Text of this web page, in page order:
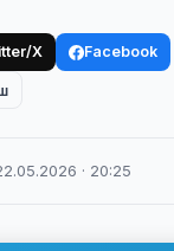
X Facebook
· 20:25